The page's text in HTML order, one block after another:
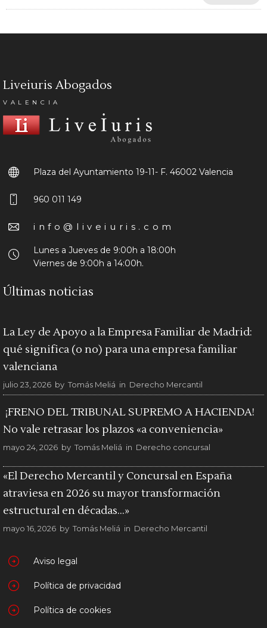
Liveiuris Abogados
VALENCIA
Plaza del Ayuntamiento 19-11- F. 46002 Valencia
960 011 149
info@liveiuris.com
Lunes a Jueves de 9:00h a 18:00h
Viernes de 9:00h a 14:00h.
Últimas noticias
La Ley de Apoyo a la Empresa Familiar de Madrid:
qué significa (o no) para una empresa familiar
valenciana
julio 23, 2026 by Tomás Meliá in Derecho Mercantil
¡FRENO DEL TRIBUNAL SUPREMO A HACIENDA!
No vale retrasar los plazos «a conveniencia»
mayo 24, 2026 by Tomás Meliá in Derecho concursal
«El Derecho Mercantil y Concursal en España
atraviesa en 2026 su mayor transformación
estructural en décadas…»
mayo 16, 2026 by Tomás Meliá in Derecho Mercantil
Aviso legal
Política de privacidad
Política de cookies